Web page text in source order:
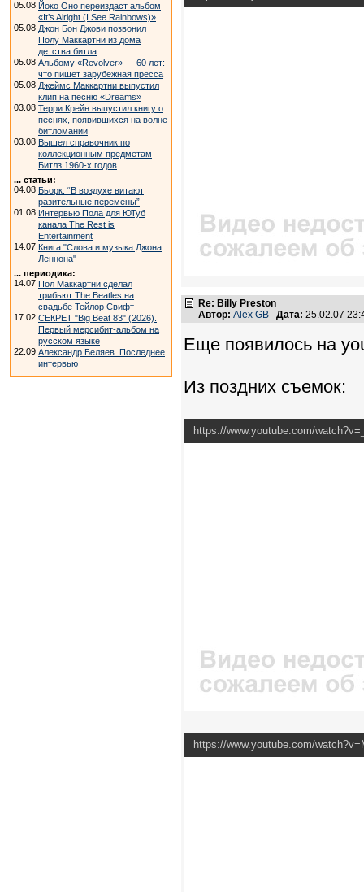
05.08 Йоко Оно переиздаст альбом
«It’s Alright (I See Rainbows)»
05.08 Джон Бон Джови позвонил
Полу Маккартни из дома
детства битла
05.08 Альбому «Revolver» — 60 лет:
что пишет зарубежная пресса
05.08 Джеймс Маккартни выпустил
клип на песню «Dreams»
03.08 Терри Крейн выпустил книгу о
песнях, появившихся на волне
битломании
03.08 Вышел справочник по
коллекционным предметам
Битлз 1960-х годов
... статьи:
04.08 Бьорк: “В воздухе витают
разительные перемены”
01.08 Интервью Пола для ЮТуб
канала The Rest is
Entertainment
14.07 Книга "Слова и музыка Джона
Леннона"
... периодика:
14.07 Пол Маккартни сделал
трибьют The Beatles на
свадьбе Тейлор Свифт
17.02 СЕКРЕТ "Big Beat 83" (2026).
Первый мерсибит-альбом на
русском языке
22.09 Александр Беляев. Последнее
интервью
Re: Billy Preston
Автор: Alex GB Дата: 25.02.07
Еще появилось на
Из поздних съемок:
https://www.youtube.com/
https://www.youtube.com/